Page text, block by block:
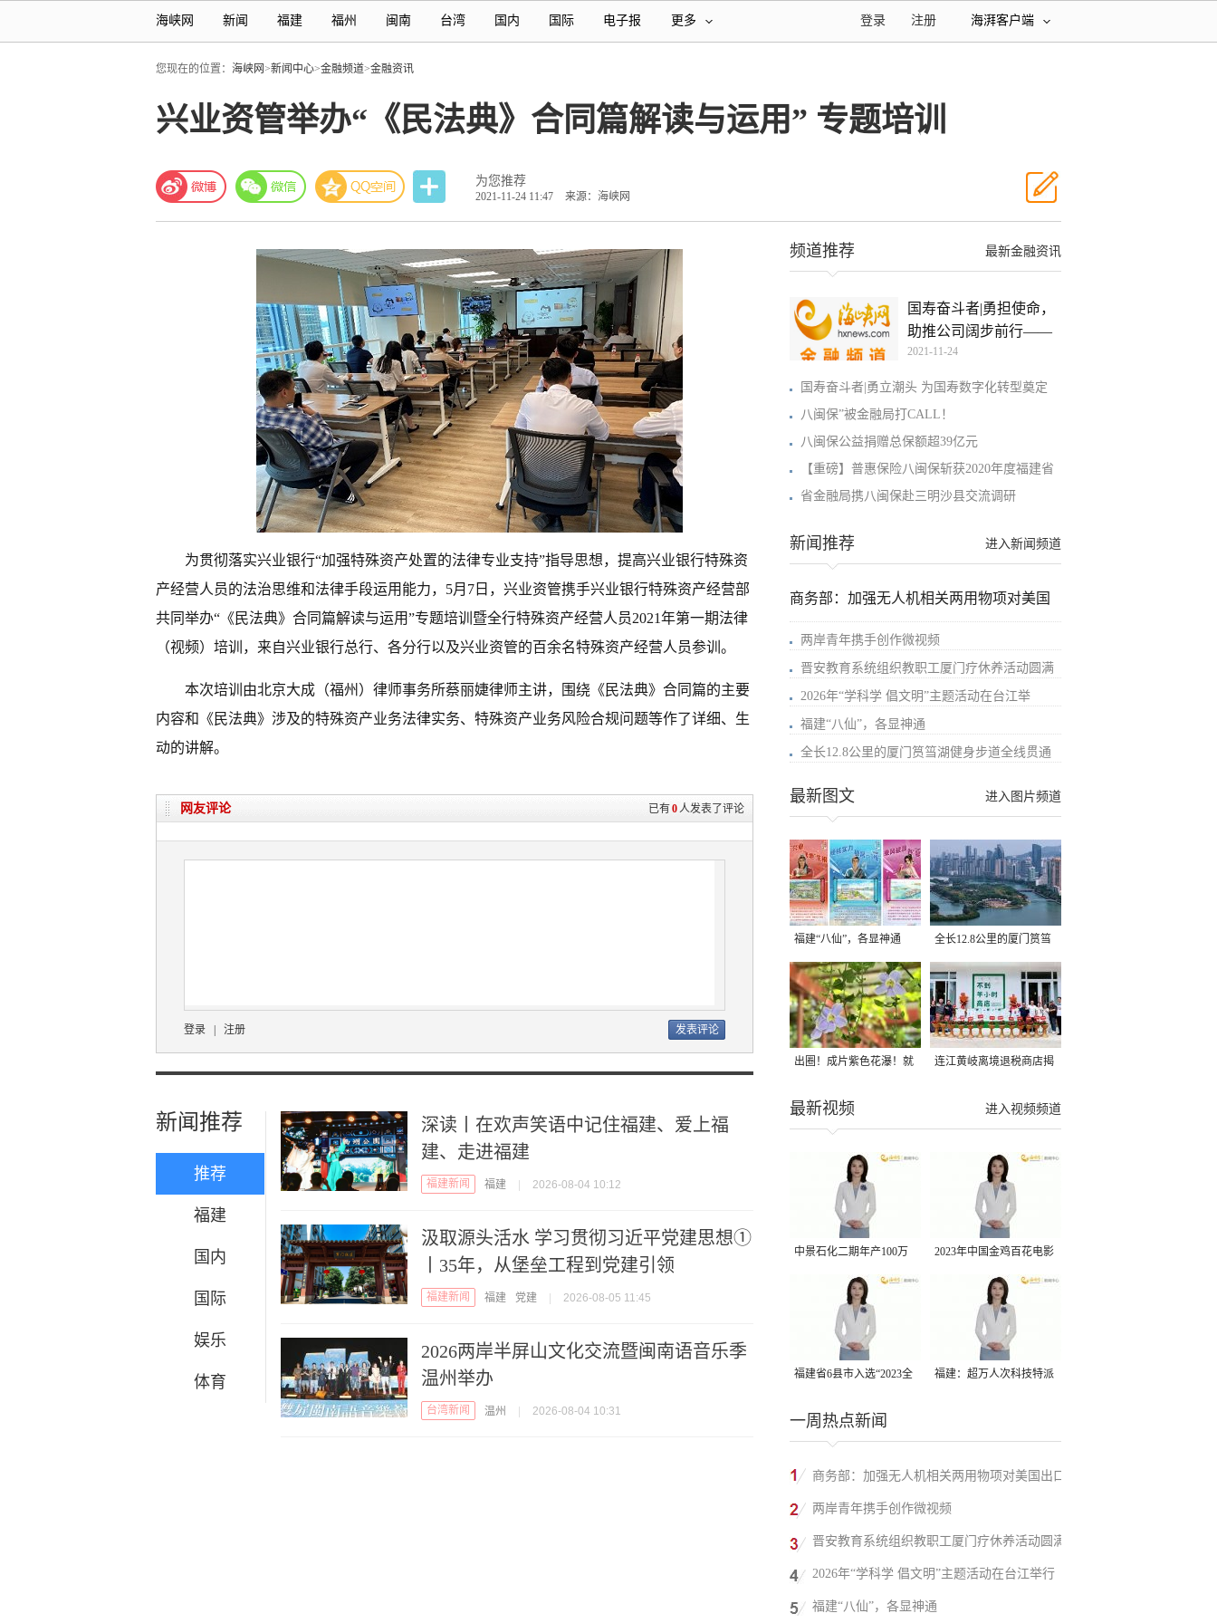
海峡网 新闻 福建 福州 闽南 台湾 国内 国际 电子报 更多 海湃客户端
注册
登录
您现在的位置： 海峡网>新闻中心>金融频道>金融资讯
兴业资管举办“《民法典》合同篇解读与运用” 专题培训
为您推荐
2021-11-24 11:47 来源：海峡网
为贯彻落实兴业银行“加强特殊资产处置的法律专业支持”指导思想，提高兴业银行特殊资
产经营人员的法治思维和法律手段运用能力，5月7日，兴业资管携手兴业银行特殊资产经营部
共同举办“《民法典》合同篇解读与运用”专题培训暨全行特殊资产经营人员2021年第一期法律
（视频）培训，来自兴业银行总行、各分行以及兴业资管的百余名特殊资产经营人员参训。
本次培训由北京大成（福州 ）律师事务所蔡丽婕律师主讲，围绕《民法典》合同篇的主要
内容和《民法典》涉及的特殊资产业务法律实务、特殊资产业务风险合规问题等作了详细、生
动的讲解。
已有0人发表了评论
网友评论
登录 注册
新闻推荐
推荐
福建
国内
国际
娱乐
体育
深读丨在欢声笑语中记住福建、爱上福
建、走进福建
福建新闻 福建 2026-08-04 10:12
汲取源头活水 学习贯彻习近平党建思想①
丨35年，从堡垒工程到党建引领
福建新闻 福建 党建 2026-08-05 11:45
2026两岸半屏山文化交流暨闽南语音乐季
温州举办
台湾新闻 温州 2026-08-04 10:31
最新金融资讯
频道推荐
国寿奋斗者|勇担使命，
助推公司阔步前行——
2021-11-24
国寿奋斗者|勇立潮头 为国寿数字化转型奠定
八闽保”被金融局打CALL！
八闽保公益捐赠总保额超39亿元
【重磅】普惠保险八闽保斩获2020年度福建省
省金融局携八闽保赴三明沙县交流调研
进入新闻频道
新闻推荐
商务部：加强无人机相关两用物项对美国
两岸青年携手创作微视频
晋安教育系统组织教职工厦门疗休养活动圆满
2026年“学科学 倡文明”主题活动在台江举
福建“八仙”，各显神通
全长12.8公里的厦门筼筜湖健身步道全线贯通
进入图片频道
最新图文
福建“八仙”，各显神通 全长12.8公里的厦门筼筜
湖健身步道全线贯通
出圈！成片紫色花瀑！就 连江黄岐离境退税商店揭
进入视频频道
最新视频
中景石化二期年产100万
吨丙烷脱氢项目建成中交
2023年中国金鸡百花电影
节有福电影巡展31日启动
福建省6县市入选“2023全 福建：超万人次科技特派
一周热点新闻
商务部：加强无人机相关两用物项对美国出口
管制
两岸青年携手创作微视频
晋安教育系统组织教职工厦门疗休养活动圆满
举行
2026年“学科学 倡文明”主题活动在台江举行
福建“八仙”，各显神通